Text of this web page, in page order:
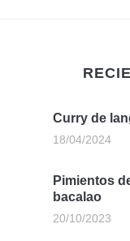
Curry de
18/04/2024
Pimientos
bacalao
20/10/2023